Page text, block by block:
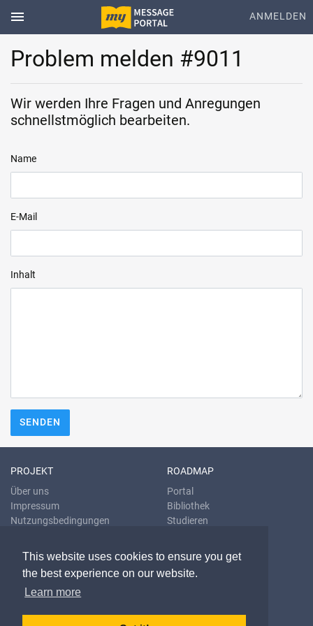
This website uses cookies to ensure you get
the best experience on our website.
Learn more
menu ANMELDEN
Problem melden #9011
Wir werden Ihre Fragen und Anregungen
schnellstmöglich bearbeiten.
Name
E-Mail
Inhalt
SENDEN
PROJEKT
Über uns
Impressum
Nutzungsbedingungen
ROADMAP
Portal
Bibliothek
Studieren
KONTAKT & HILFE
E-Mail